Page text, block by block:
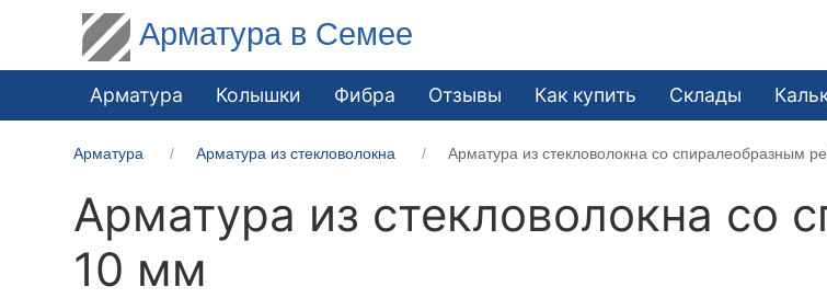
Арматура в Семее
Арматура Колышки Фибра Отзывы Как купить Склады
Арматура Арматура из стекловолокна Арматура из стекловолокна со спиралеобразным
Арматура из стекловолокна со
10 мм